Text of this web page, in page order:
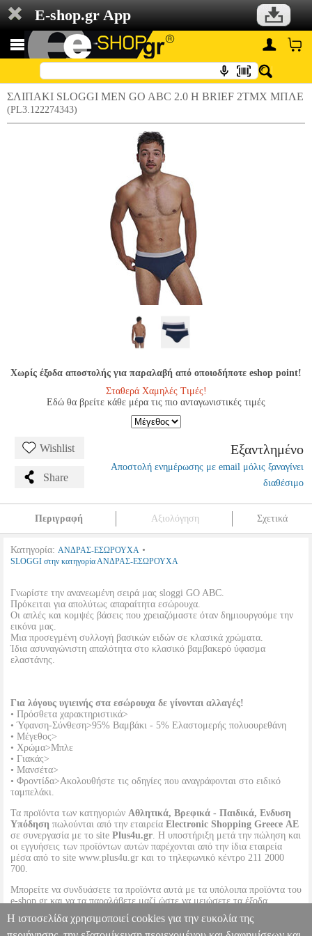
E-shop.gr App
ΣΛΙΠΑΚΙ SLOGGI MEN GO ABC 2.0 H BRIEF 2ΤΜΧ ΜΠΛΕ
(PL3.122274343)
Χωρίς έξοδα αποστολής για παραλαβή από οποιοδήποτε eshop point!
Σταθερά Χαμηλές Τιμές!
Εδώ θα βρείτε κάθε μέρα τις πιο ανταγωνιστικές τιμές
Wishlist
Share
Εξαντλημένο
Αποστολή ενημέρωσης με email μόλις ξαναγίνει
διαθέσιμο
Περιγραφή Αξιολόγηση Σχετικά
Κατηγορία: ΑΝΔΡΑΣ-ΕΣΩΡΟΥΧΑ •
SLOGGI στην κατηγορία ΑΝΔΡΑΣ-ΕΣΩΡΟΥΧΑ
Γνωρίστε την ανανεωμένη σειρά μας sloggi GO ABC.
Πρόκειται για απολύτως απαραίτητα εσώρουχα.
Οι απλές και κομψές βάσεις που χρειαζόμαστε όταν δημιουργούμε την
εικόνα μας.
Μια προσεγμένη συλλογή βασικών ειδών σε κλασικά χρώματα.
Ίδια ασυναγώνιστη απαλότητα στο κλασικό βαμβακερό ύφασμα
ελαστάνης.
Για λόγους υγιεινής στα εσώρουχα δε γίνονται αλλαγές!
• Πρόσθετα χαρακτηριστικά>
• Ύφανση-Σύνθεση>95% Βαμβάκι - 5% Ελαστομερής πολυουρεθάνη
• Μέγεθος>
• Χρώμα>Μπλε
• Γιακάς>
• Μανσέτα>
• Φροντίδα>Ακολουθήστε τις οδηγίες που αναγράφονται στο ειδικό
ταμπελάκι.
Τα προϊόντα των κατηγοριών Αθλητικά, Βρεφικά - Παιδικά, Ενδυση
Υπόδηση πωλούνται από την εταιρεία Electronic Shopping Greece ΑΕ
σε συνεργασία με το site Plus4u.gr. Η υποστήριξη μετά την πώληση και
οι εγγυήσεις των προϊόντων αυτών παρέχονται από την ίδια εταιρεία
μέσα από το site www.plus4u.gr και το τηλεφωνικό κέντρο 211 2000
700.
Μπορείτε να συνδυάσετε τα προϊόντα αυτά με τα υπόλοιπα προϊόντα του
e-shop.gr και να τα παραλάβετε μαζί ώστε να μειώσετε τα έξοδα
αποστολής. Μπορείτε επίσης να παραλάβετε από οποιοδήποτε eshop
point με μηδενικά έξοδα αποστολής ανεξαρτήτως ύψους παραγγελίας!
Η ιστοσελίδα χρησιμοποιεί cookies για την ευκολία της